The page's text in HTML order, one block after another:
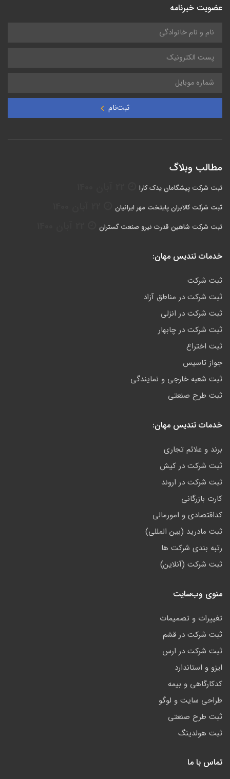
عضویت خبرنامه
ثبت‌نام
مطالب وبلاگ
ثبت شرکت پیشگامان یدک کارا
ثبت شرکت کالابران پایتخت مهر ایرانیان
ثبت شرکت شاهین قدرت نیرو صنعت گستران
خدمات تندیس مهان:
ثبت شرکت
ثبت شرکت در مناطق آزاد
ثبت شرکت در انزلی
ثبت شرکت در چابهار
ثبت اختراع
جواز تاسیس
ثبت شعبه خارجی و نمایندگی
ثبت طرح صنعتی
خدمات تندیس مهان:
برند و علائم تجاری
ثبت شرکت در کیش
ثبت شرکت در اروند
کارت بازرگانی
کداقتصادی و امورمالی
ثبت مادرید (بین المللی)
رتبه بندی شرکت ها
ثبت شرکت (آنلاین)
منوی وب‌سایت
تغییرات و تصمیمات
ثبت شرکت در قشم
ثبت شرکت در ارس
ایزو و استاندارد
کدکارگاهی و بیمه
طراحی سایت و لوگو
ثبت طرح صنعتی
ثبت هولدینگ
تماس با ما